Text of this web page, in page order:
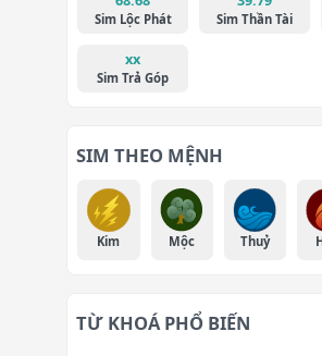
Sim Lộc Phát Sim Thần Tài
xx
Sim Trả Góp
SIM THEO MỆNH
Kim Mộc Thuỷ
TỪ KHOÁ PHỔ BIẾN